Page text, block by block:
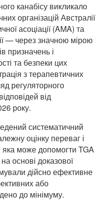
канабісу викликало
організацій Австралії
асоціації (AMA) та
— через значною мірою
призначень і
та безпеки цих
з терапевтичних
регуляторного
від
року.
систематичний
оцінку переваг і
яка може допомогти TGA
основі доказової
дійсно ефективне
або
до мінімуму.